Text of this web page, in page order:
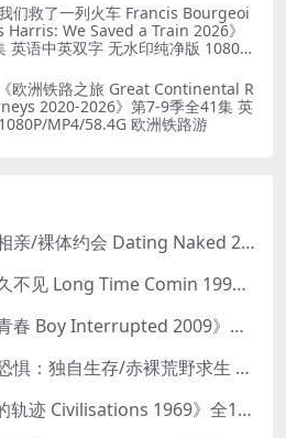
们救了一列火车 Francis Bourgeoi
We Saved a Train 2026》
英语中英双字 无水印纯净版 1080P/
欧洲铁路之旅 Great Continental R
2020-2026》第7-9季全41集 英
MP4/58.4G 欧洲铁路游
美国纪录片《裸体相亲/裸体约会 Dating Naked 2014-2016》第1-3季全33集 英语中英双字 无水印纯净版 1080P/MKV/85.6G 裸体相亲真人秀
加拿大纪录片《好久不见 Long Time Comin 1993》英语中英双字 官方纯净版 1080P/MKV/1G 女同性艺术家
美国纪录片《双相青春 Boy Interrupted 2009》英语中英双字 官方纯净版 1080P/MKV/1.43G 青少年躁郁症
探索频道《赤裸与恐惧：独自生存/赤裸荒野求生 Naked and Afraid: Solo 2023》第一季全8集 英语中英双字 官方纯净版 高码1080P/MKV/45.4G
BBC纪录片《文明的轨迹 Civilisations 1969》全13集 英语中英双字 高清收藏版 1080P/MKV/64.1G 西方艺术史话